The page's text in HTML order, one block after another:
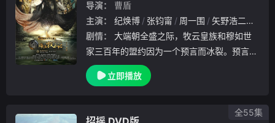
导演：
曹盾
主演：
纪焕博 张钧甯 周一围 矢野浩二
剧情：
家三百年的盟约因为一个预言而冰裂。预言说
，六皇子牧云笙执剑则天下大乱，而穆如寒江
将成为未来的皇帝。以牧云栾和牧云德为代表
立即播放
全55集